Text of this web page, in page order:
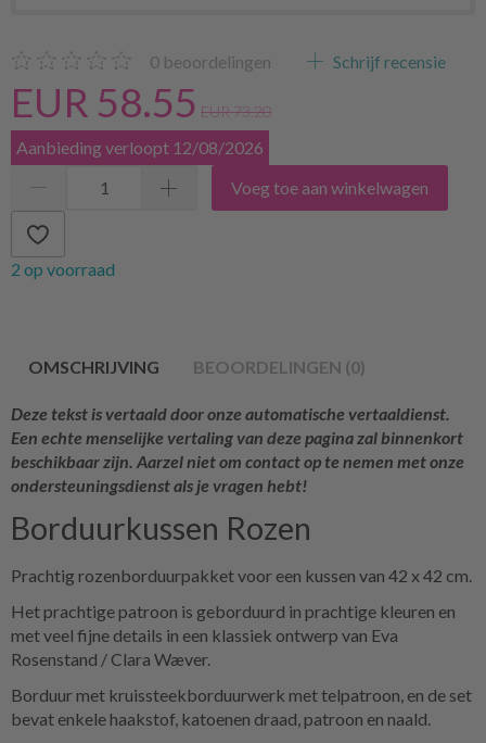
0 beoordelingen Schrijf recensie
EUR 58.55 EUR 73.20
Aanbieding verloopt 12/08/2026
Voeg toe aan winkelwagen
2 op voorraad
OMSCHRIJVING BEOORDELINGEN (0)
Deze tekst is vertaald door onze automatische vertaaldienst.
Een echte menselijke vertaling van deze pagina zal binnenkort
beschikbaar zijn. Aarzel niet om contact op te nemen met onze
ondersteuningsdienst als je vragen hebt!
Borduurkussen Rozen
Prachtig rozenborduurpakket voor een kussen van 42 x 42 cm.
Het prachtige patroon is geborduurd in prachtige kleuren en
met veel fijne details in een klassiek ontwerp van Eva
Rosenstand / Clara Wæver.
Borduur met kruissteekborduurwerk met telpatroon, en de set
bevat enkele haakstof, katoenen draad, patroon en naald.